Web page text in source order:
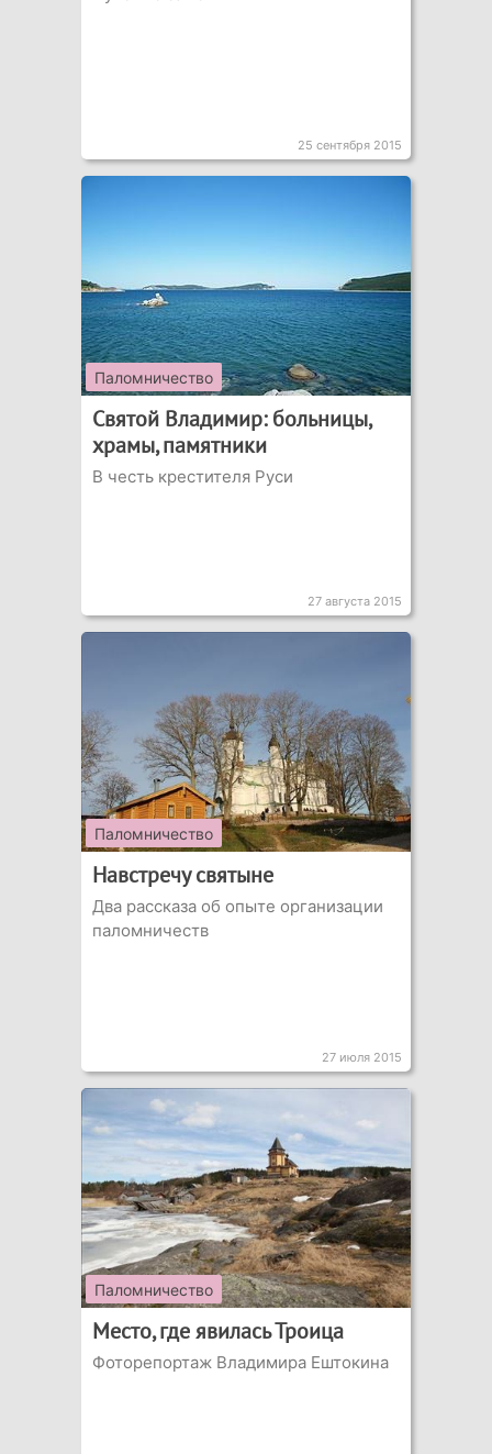
25 сентября 2015
Паломничество
Святой Владимир: больницы,
храмы, памятники
В честь крестителя Руси
27 августа 2015
Паломничество
Навстречу святыне
Два рассказа об опыте организации
паломничеств
27 июля 2015
Паломничество
Место, где явилась Троица
Фоторепортаж Владимира Ештокина